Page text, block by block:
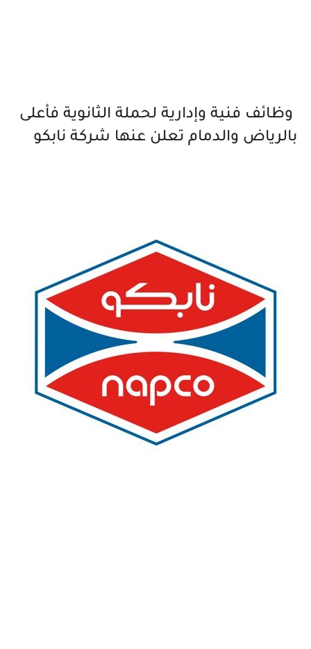
وظائف فنية وإدارية لحملة الثانوية فأعلى
بالرياض والدمام تعلن عنها شركة نابكو